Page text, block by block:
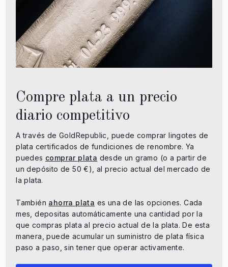
Compre plata a un precio
diario competitivo
A través de GoldRepublic, puede comprar lingotes de
plata certificados de fundiciones de renombre. Ya
puedes comprar plata desde un gramo (o a partir de
un depósito de 50 €), al precio actual del mercado de
la plata.
También ahorra plata es una de las opciones. Cada
mes, depositas automáticamente una cantidad por la
que compras plata al precio actual de la plata. De esta
manera, puede acumular un suministro de plata física
paso a paso, sin tener que operar activamente.